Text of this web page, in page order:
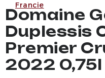
Dle vinařství
Vína dle země
Pochutiny
Francie
Domaine
Duplessis
Premier
2022 0,75l